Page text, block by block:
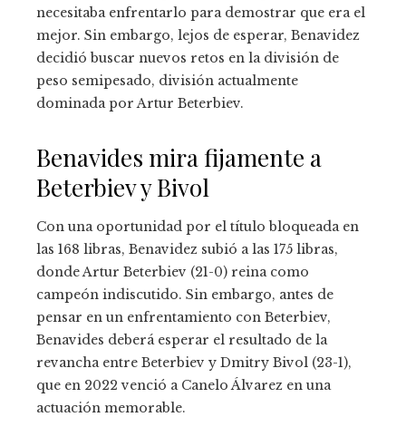
necesitaba enfrentarlo para demostrar que era el
mejor. Sin embargo, lejos de esperar, Benavidez
decidió buscar nuevos retos en la división de
peso semipesado, división actualmente
dominada por Artur Beterbiev.
Benavides mira fijamente a
Beterbiev y Bivol
Con una oportunidad por el título bloqueada en
las 168 libras, Benavidez subió a las 175 libras,
donde Artur Beterbiev (21-0) reina como
campeón indiscutido. Sin embargo, antes de
pensar en un enfrentamiento con Beterbiev,
Benavides deberá esperar el resultado de la
revancha entre Beterbiev y Dmitry Bivol (23-1),
que en 2022 venció a Canelo Álvarez en una
actuación memorable.